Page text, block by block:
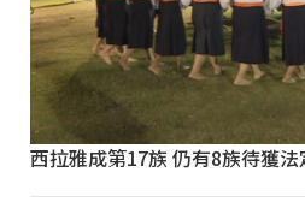
西拉雅成第17族 仍有8族待獲